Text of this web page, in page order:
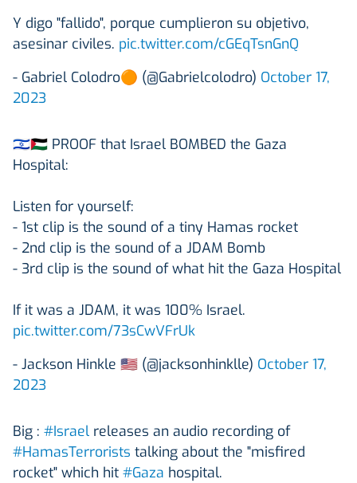
Y digo "fallido", porque cumplieron su objetivo,
asesinar civiles. pic.twitter.com/cGEqTsnGnQ
- Gabriel Colodro🟠 (@Gabrielcolodro) October 17,
2023
🇮🇱🇵🇸 PROOF that Israel BOMBED the Gaza
Hospital:
Listen for yourself:
- 1st clip is the sound of a tiny Hamas rocket
- 2nd clip is the sound of a JDAM Bomb
- 3rd clip is the sound of what hit the Gaza Hospital
If it was a JDAM, it was 100% Israel.
pic.twitter.com/73sCwVFrUk
- Jackson Hinkle 🇺🇸 (@jacksonhinklle) October 17,
2023
Big : #Israel releases an audio recording of
#HamasTerrorists talking about the "misfired
rocket" which hit #Gaza hospital.